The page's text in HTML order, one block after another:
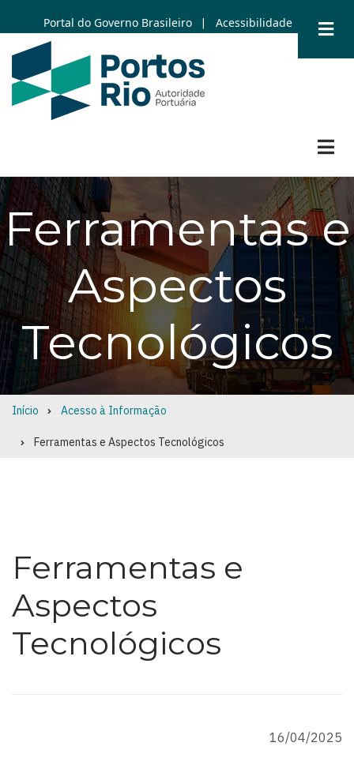
to
main
content
Portal do Governo Brasileiro | Acessibilidade
Ferramentas e
Aspectos
Tecnológicos
Breadcrumb
Início Acesso à Informação
Ferramentas e Aspectos Tecnológicos
Ferramentas e
Aspectos
Tecnológicos
16/04/2025